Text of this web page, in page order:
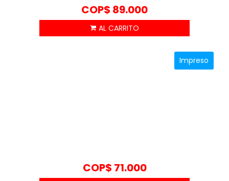
COP$ 89.000
Impreso
COP$ 71.000